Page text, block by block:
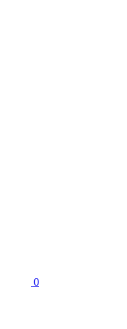
0